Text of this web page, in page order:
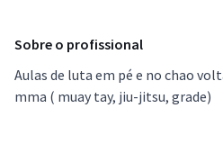
Sobre o profissional
Aulas de luta em pé e no chao
mma ( muay tay, jiu-jitsu, grade)